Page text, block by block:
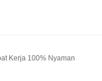
Kerja 100% Nyaman